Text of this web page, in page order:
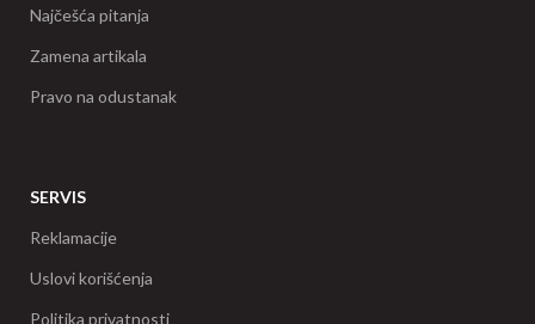
Najčešća pitanja
Zamena artikala
Pravo na odustanak
SERVIS
Reklamacije
Uslovi korišćenja
Politika privatnosti